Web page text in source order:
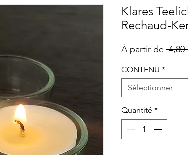
Klares
Rechaud-
À partir de 4,80
CONTENU *
Sélectionner
Quantité *